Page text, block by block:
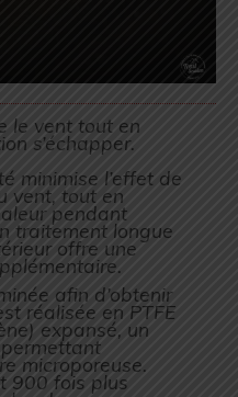
le vent tout en
s’échapper.
minimise l’effet de
vent, tout en
pendant
traitement longue
offre une
afin d’obtenir
réalisée en PTFE
expansé, un
microporeuse.
900 fois plus